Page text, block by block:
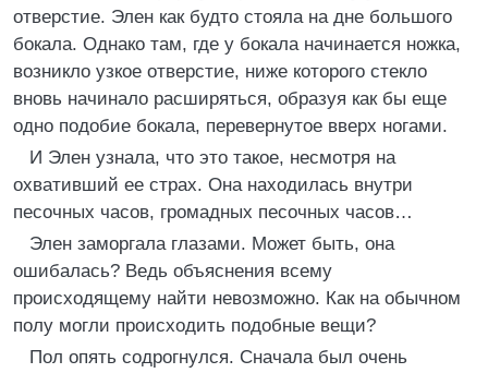
отверстие. Элен как будто стояла на дне большого
бокала. Однако там, где у бокала начинается ножка,
возникло узкое отверстие, ниже которого стекло
вновь начинало расширяться, образуя как бы еще
одно подобие бокала, перевернутое вверх ногами.
И Элен узнала, что это такое, несмотря на
охвативший ее страх. Она находилась внутри
песочных часов, громадных песочных часов…
Элен заморгала глазами. Может быть, она
ошибалась? Ведь объяснения всему
происходящему найти невозможно. Как на обычном
полу могли происходить подобные вещи?
Пол опять содрогнулся. Сначала был очень